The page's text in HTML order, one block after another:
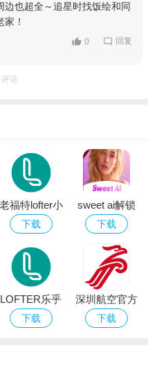
也超全～追星时找饭绘和同
！
0 回复
论
老福特lofter小
说软件下载
下载
sweet ai解锁
高级版免费下
下载
LOFTER乐乎
app
下载
深圳航空官方
版app
下载